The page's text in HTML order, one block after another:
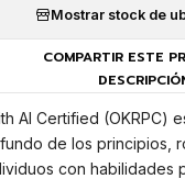
Mostrar stock de
COMPARTIR ESTE
AI Certified
de los principios,
con habilidades